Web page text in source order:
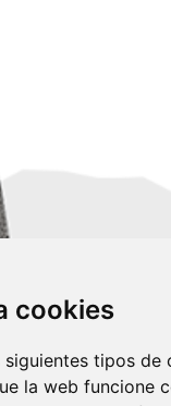
cookies
tipos de
la web funcione